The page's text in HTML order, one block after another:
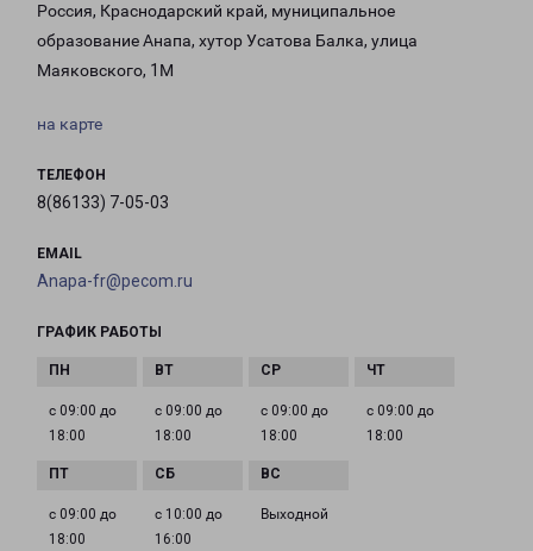
Россия, Краснодарский край, муниципальное
образование Анапа, хутор Усатова Балка, улица
Маяковского, 1М
на карте
ТЕЛЕФОН
8(86133) 7-05-03
EMAIL
Anapa-fr@pecom.ru
ГРАФИК РАБОТЫ
с 09:00 до
18:00
с 09:00 до
18:00
с 09:00 до
18:00
с 09:00 до
18:00
с 09:00 до
18:00
с 10:00 до
16:00
Выходной